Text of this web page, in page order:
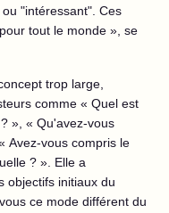
"intéressant". Ces
tout le monde », se
trop large,
comme « Quel est
», « Qu'avez-vous
Avez-vous compris le
? ». Elle a
objectifs initiaux du
ce mode différent du